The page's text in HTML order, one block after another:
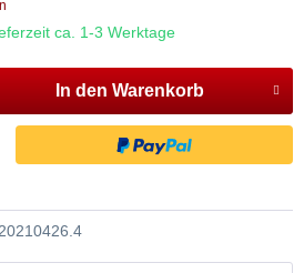
ca. 1-3 Werktage
In den Warenkorb
20210426.4